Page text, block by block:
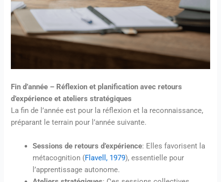
Fin d’année – Réflexion et planification avec retours
d’expérience et ateliers stratégiques
La fin de l’année est pour la réflexion et la reconnaissance,
préparant le terrain pour l’année suivante.
Sessions de retours d’expérience: Elles favorisent la
métacognition (Flavell, 1979), essentielle pour
l’apprentissage autonome.